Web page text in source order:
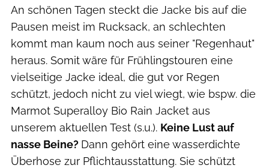
An schönen Tagen steckt die Jacke bis auf die
Pausen meist im Rucksack, an schlechten
kommt man kaum noch aus seiner "Regenhaut"
heraus. Somit wäre für Frühlingstouren eine
vielseitige Jacke ideal, die gut vor Regen
schützt, jedoch nicht zu viel wiegt, wie bspw. die
Marmot Superalloy Bio Rain Jacket aus
unserem aktuellen Test (s.u.). Keine Lust auf
nasse Beine? Dann gehört eine wasserdichte
Überhose zur Pflichtausstattung. Sie schützt